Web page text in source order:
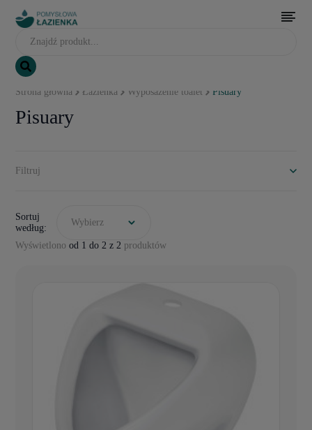
Strona główna Łazienka Wyposażenie toalet Pisuary
Pisuary
Filtruj
Wyświetlono od 1 do 2 z 2 produktów
Sortuj
według:
Wybierz